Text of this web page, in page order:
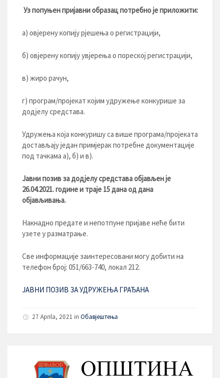
Уз попуњен пријавни образац потребно је приложити:
а) овјерену копију рјешења о регистрацији,
б) овјерену копију увјерења о пореској регистрацији,
в) жиро рачун,
г) програм/пројекат којим удружење конкурише за
додјелу средстава.
Удружења која конкуришу са више програма/пројеката
достављају један примјерак потребне документације
под тачкама а), б) и в).
Јавни позив за додјелу средстава објављен је
26.04.2021. године и траје 15 дана од дана
објављивања.
Накнадно предате и непотпуне пријаве неће бити
узете у разматрање.
Све информације заинтересовани могу добити на
телефон број: 051/663-740, локал 212.
ЈАВНИ ПОЗИВ ЗА УДРУЖЕЊА ГРАЂАНА
27 Aprila, 2021 in Обавјештења